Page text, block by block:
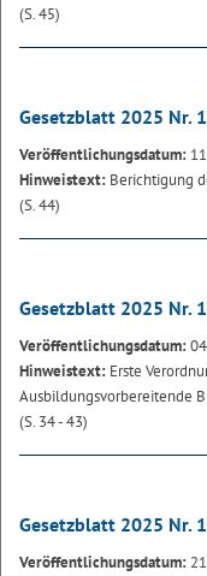
(S. 45)
Gesetzblatt 2025 Nr.
Veröffentlichungsdatum:
Hinweistext: Berichtigung
(S. 44)
Gesetzblatt 2025 Nr.
Veröffentlichungsdatum:
Hinweistext: Erste
Ausbildungsvorbereitende
(S. 34 - 43)
Gesetzblatt 2025 Nr.
Veröffentlichungsdatum: